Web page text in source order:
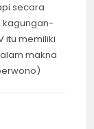
secara
kagungan-
itu memiliki
makna